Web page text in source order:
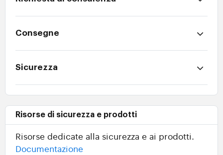
Consegne
Sicurezza
Risorse di sicurezza e prodotti
Risorse dedicate alla sicurezza e ai prodotti.
Documentazione